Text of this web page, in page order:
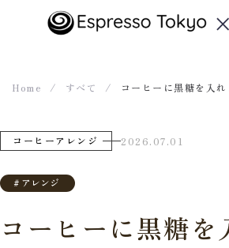
テ
ツ
へ
ス
キ
プ
Home / すべて / コーヒーに黒糖を入
コーヒーアレンジ 2026.07.01
# アレンジ
コーヒーに黒糖